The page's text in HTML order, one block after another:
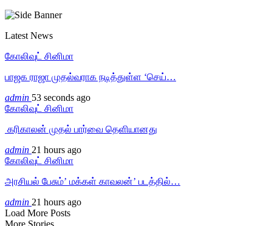
Latest News
கோலிவுட் சினிமா
பாஜக ராஜா முதல்வராக நடித்துள்ள ‘செய்…
admin 53 seconds ago
கோலிவுட் சினிமா
‎ கரிகாலன் முதல் பார்வை தெளியானது
admin 21 hours ago
கோலிவுட் சினிமா
அரசியல் பேசும்’ மக்கள் காவலன்’ படத்தில்…
admin 21 hours ago
Load More Posts
More Stories